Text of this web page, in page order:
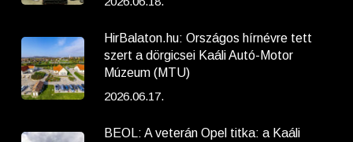
HirBalaton.hu: Országos hírnévre tett
szert a dörgicsei Kaáli Autó-Motor
Múzeum (MTU)
2026.06.17.
BEOL: A veterán Opel titka: a Kaáli